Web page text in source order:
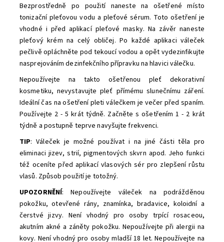
Bezprostředně po použití naneste na ošetřené místo
tonizační pleťovou vodu a pleťové sérum. Toto ošetření je
vhodné i před aplikací pleťové masky. Na závěr naneste
pleťový krém na celý obličej. Po každé aplikaci váleček
pečlivě opláchněte pod tekoucí vodou a opět vydezinfikujte
nasprejováním dezinfekčního přípravku na hlavici válečku.
Nepoužívejte na takto ošetřenou pleť dekorativní
kosmetiku, nevystavujte pleť přímému slunečnímu záření.
Ideální čas na ošetření pleti válečkem je večer před spaním.
Používejte 2 - 5 krát týdně. Začněte s ošetřením 1 - 2 krát
týdně a postupně teprve navyšujte frekvenci.
TIP: Váleček je možné používat i na jiné části těla pro
eliminaci jizev, strií, pigmentových skvrn apod. Jeho funkci
též oceníte před aplikací vlasových sér pro zlepšení růstu
vlasů. Způsob použití je totožný.
UPOZORNĚNÍ: Nepoužívejte váleček na podrážděnou
pokožku, otevřené rány, znamínka, bradavice, koloidní a
čerstvé jizvy. Není vhodný pro osoby trpící rosaceou,
akutním akné a záněty pokožku. Nepoužívejte při alergii na
kovy. Není vhodný pro osoby mladší 18 let. Nepoužívejte na